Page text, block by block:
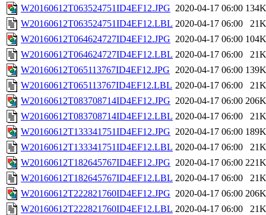
W20160612T063524751ID4EF12.JPG 2020-04-17 06:00 134K
W20160612T063524751ID4EF12.LBL 2020-04-17 06:00
21K
W20160612T064624727ID4EF12.JPG 2020-04-17 06:00 104K
W20160612T064624727ID4EF12.LBL 2020-04-17 06:00
21K
W20160612T065113767ID4EF12.JPG 2020-04-17 06:00 139K
W20160612T065113767ID4EF12.LBL 2020-04-17 06:00
21K
W20160612T083708714ID4EF12.JPG 2020-04-17 06:00 206K
W20160612T083708714ID4EF12.LBL 2020-04-17 06:00
21K
W20160612T133341751ID4EF12.JPG 2020-04-17 06:00 189K
W20160612T133341751ID4EF12.LBL 2020-04-17 06:00
21K
W20160612T182645767ID4EF12.JPG 2020-04-17 06:00 221K
W20160612T182645767ID4EF12.LBL 2020-04-17 06:00
21K
W20160612T222821760ID4EF12.JPG 2020-04-17 06:00 206K
W20160612T222821760ID4EF12.LBL 2020-04-17 06:00
21K